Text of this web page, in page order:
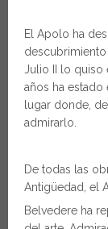
El Apolo ha
descubrimiento
Julio II lo quiso
años ha
lugar donde,
admirarlo.
De todas las
Antigüedad, el
Belvedere ha